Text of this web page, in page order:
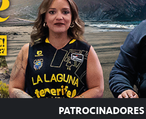
PATROCINADORES